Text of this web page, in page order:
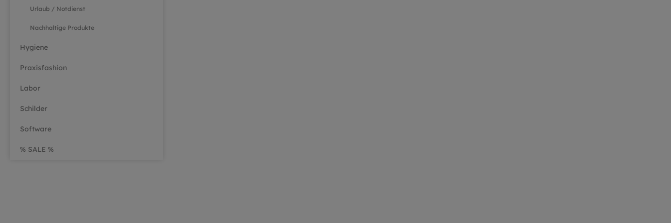
Urlaub / Notdienst
Nachhaltige Produkte
Hygiene
Praxisfashion
Labor
Schilder
Software
% SALE %